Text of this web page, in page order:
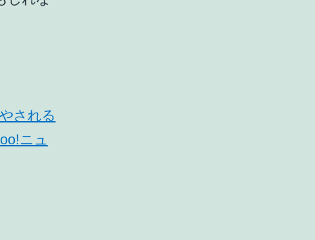
される
ニュ